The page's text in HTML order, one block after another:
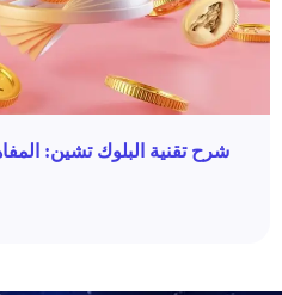
شرح تقنية البلوك تشين: